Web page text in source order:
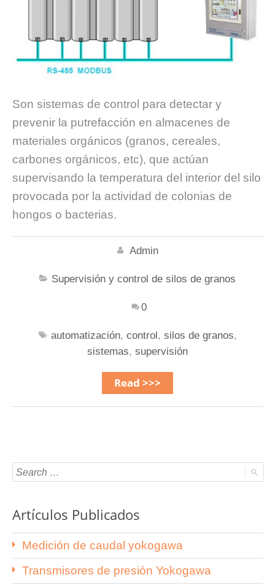
Son sistemas de control para detectar y
prevenir la putrefacción en almacenes de
materiales orgánicos (granos, cereales,
carbones orgánicos, etc), que actúan
supervisando la temperatura del interior del silo
provocada por la actividad de colonias de
hongos o bacterias.
Admin
Supervisión y control de silos de granos
0
automatización, control, silos de granos,
sistemas, supervisión
Read >>>
Artículos Publicados
Medición de caudal yokogawa
Transmisores de presión Yokogawa